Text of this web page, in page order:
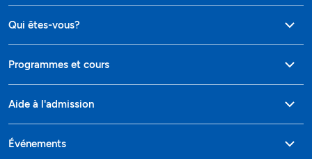
Qui êtes-vous?
Programmes et cours
Aide à l'admission
Événements